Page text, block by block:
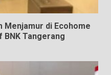
Menjamur di Ecohome
BNK Tangerang